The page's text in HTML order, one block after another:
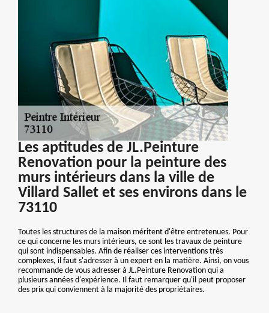
Les aptitudes de JL.Peinture
Renovation pour la peinture des
murs intérieurs dans la ville de
Villard Sallet et ses environs dans le
73110
Toutes les structures de la maison méritent d'être entretenues. Pour
ce qui concerne les murs intérieurs, ce sont les travaux de peinture
qui sont indispensables. Afin de réaliser ces interventions très
complexes, il faut s'adresser à un expert en la matière. Ainsi, on vous
recommande de vous adresser à JL.Peinture Renovation qui a
plusieurs années d'expérience. Il faut remarquer qu'il peut proposer
des prix qui conviennent à la majorité des propriétaires.